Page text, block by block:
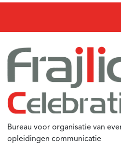
Bureau voor organisatie van
opleidingen communicatie